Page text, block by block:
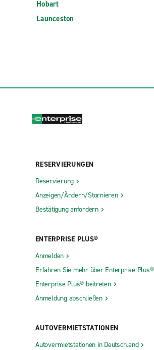
Hobart
Launceston
RESERVIERUNGEN
Reservierung
Anzeigen/Ändern/Stornieren
Bestätigung anfordern
ENTERPRISE PLUS®
Anmelden
Erfahren Sie mehr über Enterprise Plus®
Enterprise Plus® beitreten
Anmeldung abschließen
AUTOVERMIETSTATIONEN
Autovermietstationen in Deutschland